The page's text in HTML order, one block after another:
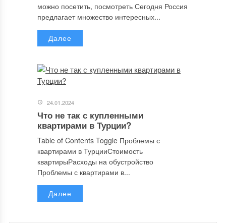
можно посетить, посмотреть Сегодня Россия
предлагает множество интересных...
Далее
24.01.2024
Что не так с купленными
квартирами в Турции?
Table of Contents Toggle Проблемы с
квартирами в ТурцииСтоимость
квартирыРасходы на обустройство
Проблемы с квартирами в...
Далее